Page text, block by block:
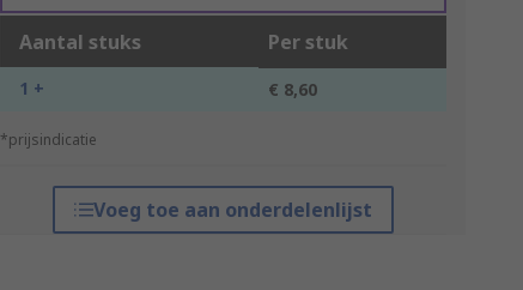
Aantal stuks Per stuk
1 + € 8,60
*prijsindicatie
Voeg toe aan onderdelenlijst